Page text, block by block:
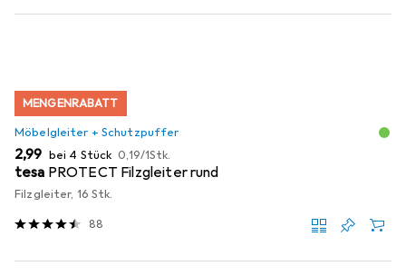
MENGENRABATT
Möbelgleiter + Schutzpuffer
EUR
2,99 bei 4 Stück EUR
0,19/1Stk.
tesa PROTECT Filzgleiter rund
Filzgleiter, 16 Stk.
88